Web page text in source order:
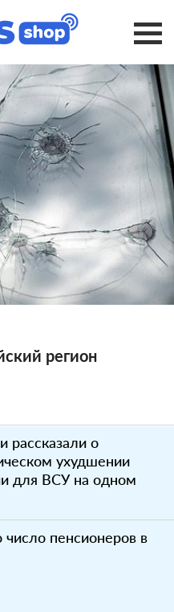
регион
рассказали о
ухудшении
для ВСУ на одном
число пенсионеров в